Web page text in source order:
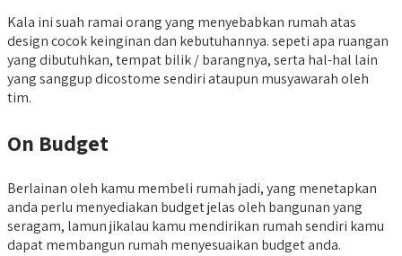
Kala ini suah ramai orang yang menyebabkan rumah atas
design cocok keinginan dan kebutuhannya. sepeti apa ruangan
yang dibutuhkan, tempat bilik / barangnya, serta hal-hal lain
yang sanggup dicostome sendiri ataupun musyawarah oleh
tim.
On Budget
Berlainan oleh kamu membeli rumah jadi, yang menetapkan
anda perlu menyediakan budget jelas oleh bangunan yang
seragam, lamun jikalau kamu mendirikan rumah sendiri kamu
dapat membangun rumah menyesuaikan budget anda.